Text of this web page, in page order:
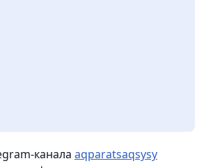
канала aqparatsaqsysy